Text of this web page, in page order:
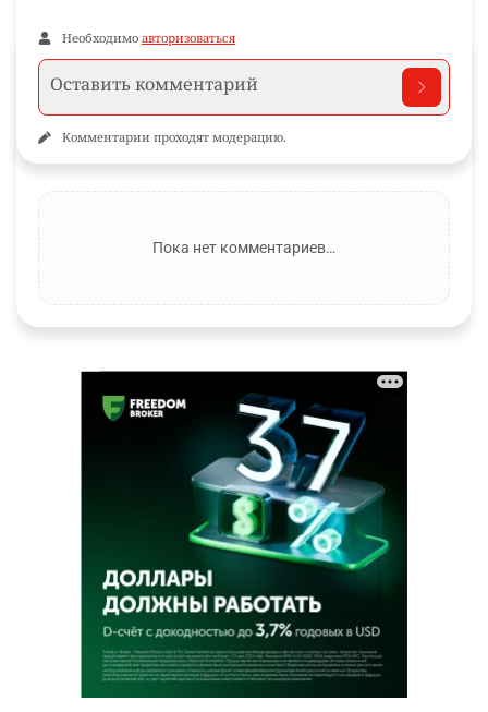
Необходимо авторизоваться
Комментарии проходят модерацию.
Пока нет комментариев…